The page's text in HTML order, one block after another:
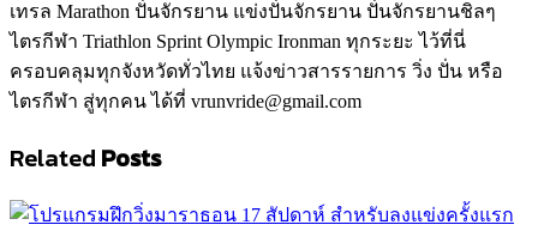
เทรล Marathon ปั่นจักรยาน แข่งปั่นจักรยาน ปั่นจักรยานชิลๆ
ไตรกีฬา Triathlon Sprint Olympic Ironman ทุกระยะ ไว้ที่นี่
ครอบคลุมทุกจังหวัดทั่วไทย แจ้งข่าวสารรายการ วิ่ง ปั่น หรือ
ไตรกีฬา สู่ทุกคน ได้ที่ vrunvride@gmail.com
Related Posts